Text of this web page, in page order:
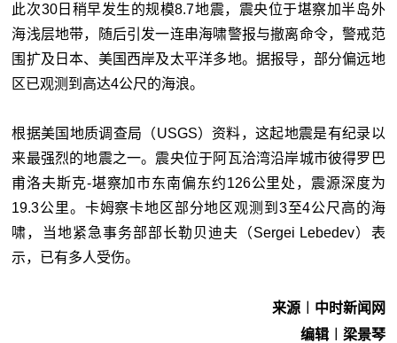
此次30日稍早发生的规模8.7地震，震央位于堪察加半岛外
海浅层地带，随后引发一连串海啸警报与撤离命令，警戒范
围扩及日本、美国西岸及太平洋多地。据报导，部分偏远地
区已观测到高达4公尺的海浪。
根据美国地质调查局（USGS）资料，这起地震是有纪录以
来最强烈的地震之一。震央位于阿瓦洽湾沿岸城市彼得罗巴
甫洛夫斯克-堪察加市东南偏东约126公里处，震源深度为
19.3公里。卡姆察卡地区部分地区观测到3至4公尺高的海
啸，当地紧急事务部部长勒贝迪夫（Sergei Lebedev）表
示，已有多人受伤。
来源︱中时新闻网
编辑︱梁景琴